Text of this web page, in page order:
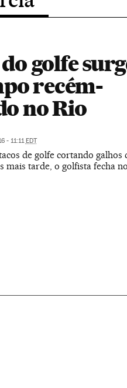
golfe
recém-
no Rio
- 11:11EDT
de golfe cortando galhos
mais tarde, o golfista fecha